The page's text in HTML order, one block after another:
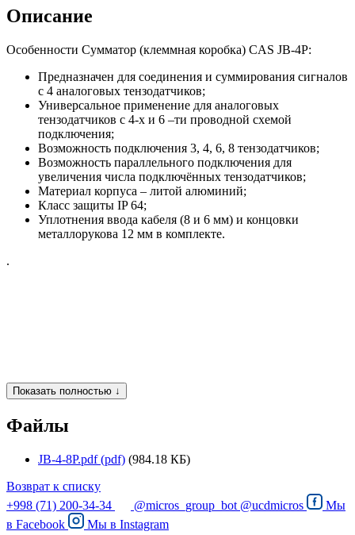
Описание
Особенности Сумматор (клеммная коробка) CAS JB-4P:
Предназначен для соединения и суммирования сигналов
с 4 аналоговых тензодатчиков;
Универсальное применение для аналоговых
тензодатчиков с 4-х и 6 –ти проводной схемой
подключения;
Возможность подключения 3, 4, 6, 8 тензодатчиков;
Возможность параллельного подключения для
увеличения числа подключённых тензодатчиков;
Материал корпуса – литой алюминий;
Класс защиты IP 64;
Уплотнения ввода кабеля (8 и 6 мм) и концовки
металлорукова 12 мм в комплекте.
.
Показать полностью ↓
Файлы
JB-4-8P.pdf (pdf) (984.18 КБ)
Возврат к списку
+998 (71) 200-34-34
@micros_group_bot @ucdmicros
Мы
в Facebook Мы в Instagram